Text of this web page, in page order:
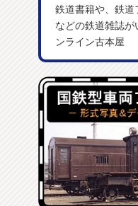
鉄道書籍や、鉄
などの鉄道雑誌
ンライン古本屋